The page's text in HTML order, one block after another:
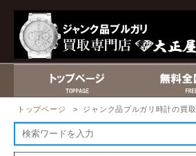
トップページ > ジャンク品ブルガリ時計の買取